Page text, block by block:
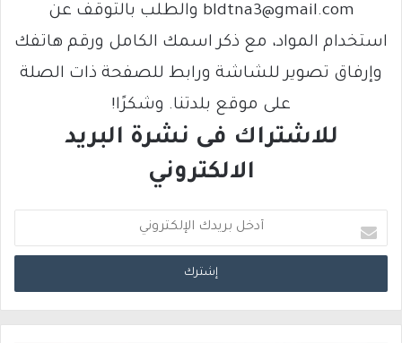
bldtna3@gmail.com والطلب بالتوقف عن
استخدام المواد، مع ذكر اسمك الكامل ورقم هاتفك
وإرفاق تصوير للشاشة ورابط للصفحة ذات الصلة
على موقع بلدتنا. وشكرًا!
للاشتراك فى نشرة البريد
الالكتروني
د
خ